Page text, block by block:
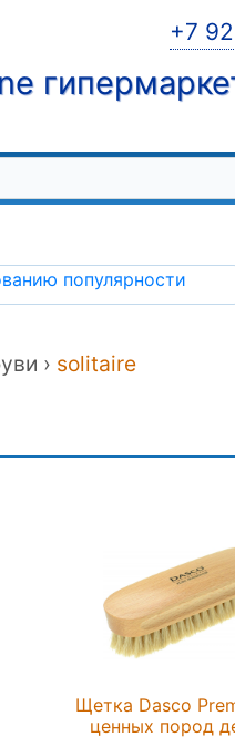
+7
популярности
› solitaire
Щетка Dasco
ценных пород